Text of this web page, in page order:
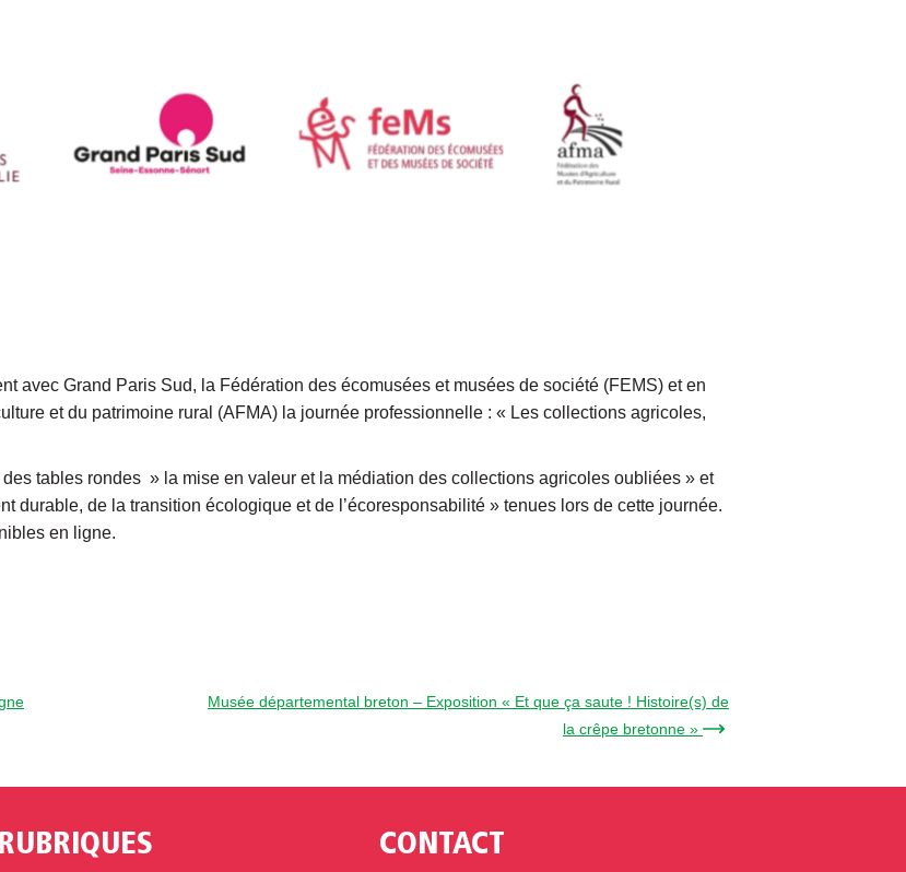
avec Grand Paris Sud, la Fédération des écomusées et musées de société (FEMS) et en
et du patrimoine rural (AFMA) la journée professionnelle : « Les collections agricoles,
tables rondes » la mise en valeur et la médiation des collections agricoles oubliées » et
durable, de la transition écologique et de l’écoresponsabilité » tenues lors de cette journée.
en ligne.
Musée départemental breton – Exposition « Et que ça saute ! Histoire(s) de
la crêpe bretonne » →
RUBRIQUES CONTACT